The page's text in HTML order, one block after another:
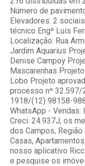
Número de
Elevadores: 2
técnico Engº Luís
Localização: Rua
Jardim Aquarius
Denise Campoy
Mascarenhas
Lobo Projeto
processo nº 32.597/
1918/(12) 98158-
WhatsApp -
Creci: 24.937J, os
dos Campos,
Casas,
nosso aplicativo
e pesquise os